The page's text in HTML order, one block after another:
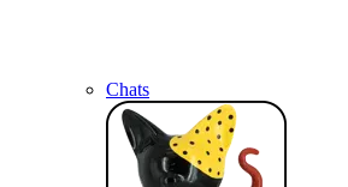
Chats